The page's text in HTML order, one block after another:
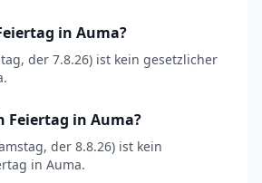
in Auma?
der 7.8.26) ist kein gesetzlicher
Feiertag in Auma?
der 8.8.26) ist kein
in Auma.